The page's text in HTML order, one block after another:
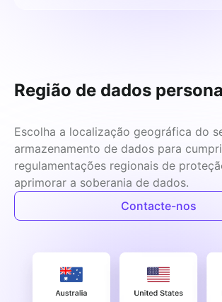
Região de dados
Escolha a localização geográfica do
armazenamento de dados para
regulamentações regionais de
aprimorar a soberania de dados.
Contacte-nos